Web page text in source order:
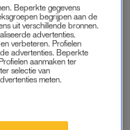
Beperkte gegevens
begrijpen aan de
uit verschillende bronnen.
advertenties.
verbeteren. Profielen
advertenties. Beperkte
aanmaken ter
selectie van
meten.